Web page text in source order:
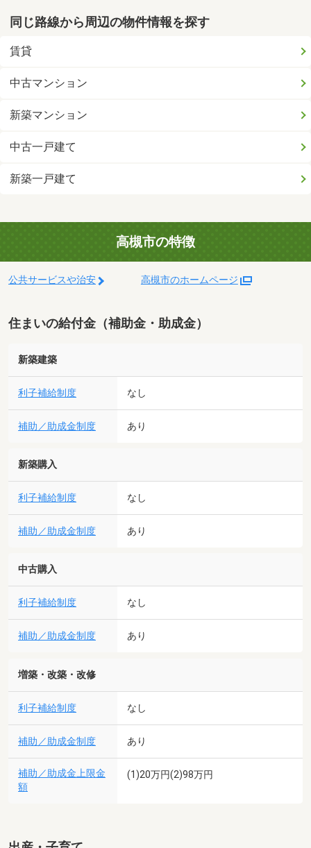
同じ路線から周辺の物件情報を探す
賃貸
中古マンション
新築マンション
中古一戸建て
新築一戸建て
高槻市の特徴
公共サービスや治安 高槻市のホームページ
住まいの給付金（補助金・助成金）
新築建築
利子補給制度 なし
補助／助成金制度 あり
新築購入
利子補給制度 なし
補助／助成金制度 あり
中古購入
利子補給制度 なし
補助／助成金制度 あり
増築・改築・改修
利子補給制度 なし
補助／助成金制度 あり
補助／助成金上限金
額
(1)20万円(2)98万円